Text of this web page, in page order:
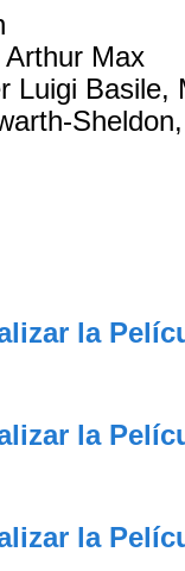
Max
Luigi Basile,
la
la
la